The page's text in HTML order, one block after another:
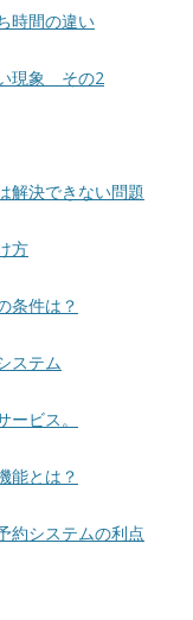
時間の違い
現象 その2
解決できない問題
方
条件は？
ステム
ビス。
能とは？
約システムの利点